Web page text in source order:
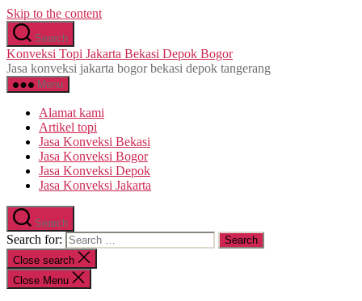
Skip to the content
Search
Konveksi Topi Jakarta Bekasi Depok Bogor
Jasa konveksi jakarta bogor bekasi depok tangerang
Menu
Alamat kami
Artikel topi
Jasa Konveksi Bekasi
Jasa Konveksi Bogor
Jasa Konveksi Depok
Jasa Konveksi Jakarta
Search
Search for:
Close search
Close Menu